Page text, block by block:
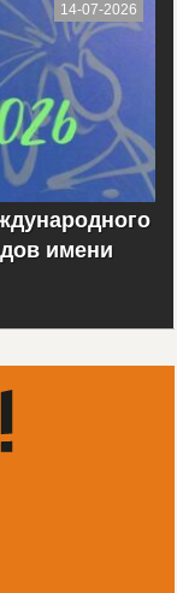
14-07-2026
имени